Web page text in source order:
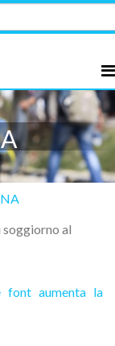
soggiorno al
font aumenta la